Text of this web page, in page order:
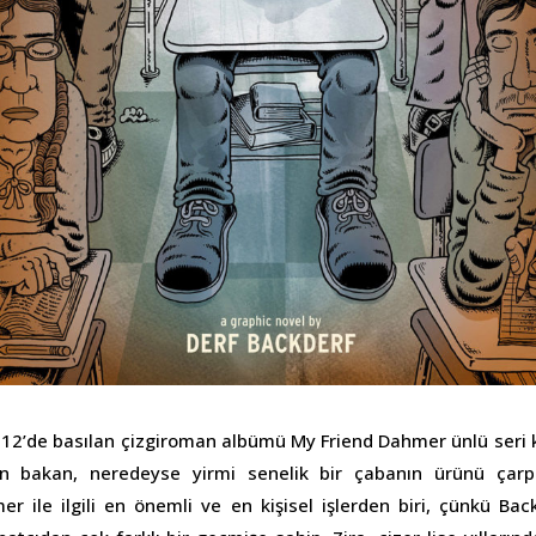
basılan çizgiroman albümü My Friend Dahmer ünlü seri
bakan, neredeyse yirmi senelik bir çabanın ürünü
ile ilgili en önemli ve en kişisel işlerden biri, çünkü